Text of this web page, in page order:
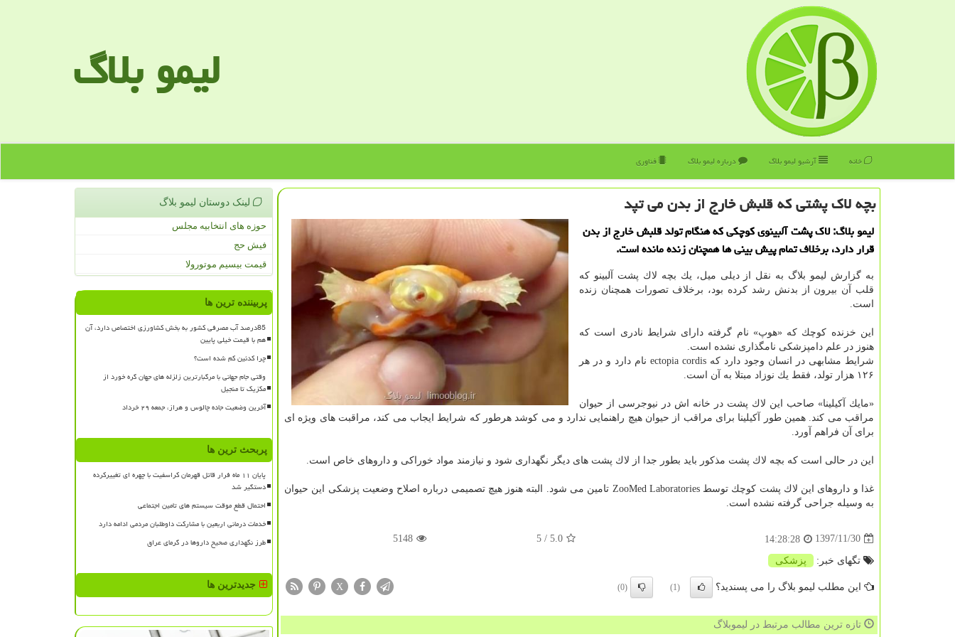
لیمو بلاگ
خانه آرشیو لیمو بلاگ درباره لیمو بلاگ فناوری
بچه لاك پشتی كه قلبش خارج از بدن می تپد
لیمو بلاگ: لاك پشت آلبینوی كوچكی كه هنگام تولد قلبش خارج از بدن
قرار دارد، برخلاف تمام پیش بینی ها همچنان زنده مانده است.
به گزارش لیمو بلاگ به نقل از دیلی میل، یك بچه لاك پشت آلبینو كه
قلب آن بیرون از بدنش رشد كرده بود، برخلاف تصورات همچنان زنده
است.
این خزنده كوچك كه «هوپ» نام گرفته دارای شرایط نادری است كه
هنوز در علم دامپزشكی نامگذاری نشده است.
شرایط مشابهی در انسان وجود دارد كه ectopia cordis نام دارد و در هر
۱۲۶ هزار تولد، فقط یك نوزاد مبتلا به آن است.
«مایك آكیلینا» صاحب این لاك پشت در خانه اش در نیوجرسی از حیوان
مراقب می كند. همین طور آكیلینا برای مراقب از حیوان هیچ راهنمایی ندارد و می كوشد هرطور كه شرایط ایجاب می كند، مراقبت های ویژه ای
برای آن فراهم آورد.
این در حالی است كه بچه لاك پشت مذكور باید بطور جدا از لاك پشت های دیگر نگهداری شود و نیازمند مواد خوراكی و داروهای خاص است.
غذا و داروهای این لاك پشت كوچك توسط ZooMed Laboratories تامین می شود. البته هنوز هیچ تصمیمی درباره اصلاح وضعیت پزشكی این حیوان
به وسیله جراحی گرفته نشده است.
1397/11/30
14:28:28
5.0
/ 5
5148
تگهای خبر: پزشكی
این مطلب لیمو بلاگ را می پسندید؟ (1)
(0)
X
تازه ترین مطالب مرتبط در لیموبلاگ
لینک دوستان لیمو بلاگ
حوزه های انتخابیه مجلس
فیش حج
قیمت بیسیم موتورولا
پربیننده ترین ها
85درصد آب مصرفی کشور به بخش کشاورزی اختصاص دارد، آن
هم با قیمت خیلی پایین
چرا کدئین کم شده است؟
وقتی جام جهانی با مرگبارترین زلزله های جهان گره خورد از
مکزیک تا منجیل
آخرین وضعیت جاده چالوس و هراز، جمعه ۲۹ خرداد
پربحث ترین ها
پایان ۱۱ ماه فرار قاتل قهرمان کراسفیت با چهره ای تغییرکرده
دستگیر شد
احتمال قطع موقت سیستم های تامین اجتماعی
خدمات درمانی اربعین با مشارکت داوطلبان مردمی ادامه دارد
طرز نگهداری صحیح داروها در گرمای عراق
جدیدترین ها